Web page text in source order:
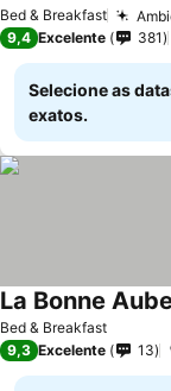
Bed & Breakfast
9,4 Excelente 381
Selecione as
exatos.
Bed & Breakfast
La Bonne
9,3 Excelente 13